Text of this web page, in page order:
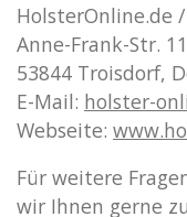
HolsterOnline.de
Anne-Frank-Str. 11
53844 Troisdorf,
E-Mail: holster-
Webseite: www
Für weitere
wir Ihnen gerne